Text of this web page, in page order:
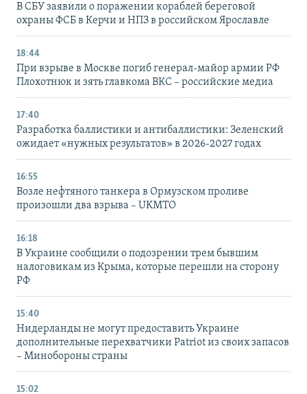
В СБУ заявили о поражении кораблей береговой
охраны ФСБ в Керчи и НПЗ в российском Ярославле
18:44
При взрыве в Москве погиб генерал-майор армии РФ
Плохотнюк и зять главкома ВКС – российские медиа
17:40
Разработка баллистики и антибаллистики: Зеленский
ожидает «нужных результатов» в 2026-2027 годах
16:55
Возле нефтяного танкера в Ормузском проливе
произошли два взрыва – UKMTO
16:18
В Украине сообщили о подозрении трем бывшим
налоговикам из Крыма, которые перешли на сторону
РФ
15:40
Нидерланды не могут предоставить Украине
дополнительные перехватчики Patriot из своих запасов
– Минобороны страны
15:02